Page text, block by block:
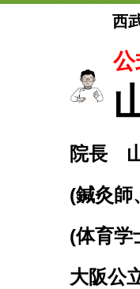
西
公
院長
(鍼灸師
(体育学
大阪公